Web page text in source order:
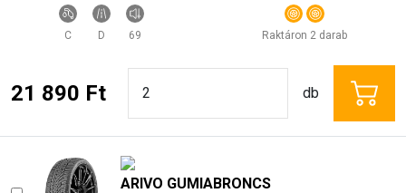
C D 69 Raktáron 2 darab
21 890 Ft db
ARIVO GUMIABRONCS